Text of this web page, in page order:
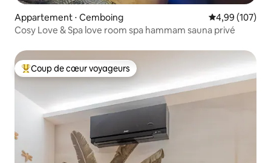
Appartement ⋅ Cemboing Évaluation
4,99 (107)
Cosy Love & Spa love room spa hammam sauna privé
Coups de cœur voyageurs les plus appréciés
Coup de cœur voyageurs